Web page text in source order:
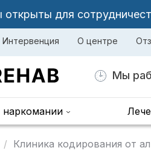
для
Интервенция О центре
Мы
наркомании
Клиника кодирования от